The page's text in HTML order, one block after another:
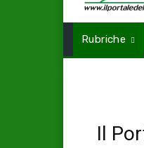
Rubriche
Il